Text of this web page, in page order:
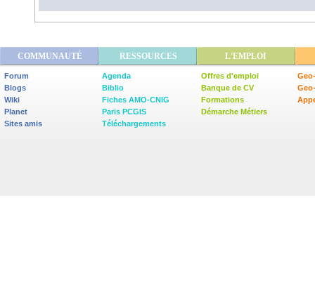
COMMUNAUTÉ RESSOURCES L'EMPLOI
Forum
Blogs
Wiki
Planet
Sites amis
Agenda
Biblio
Fiches AMO-CNIG
Paris PCGIS
Téléchargements
Offres d'emploi
Banque de CV
Formations
Démarche Métiers